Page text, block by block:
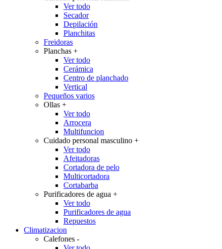
Ver todo
Secador
Depilación
Planchitas
Freidoras
Planchas +
Ver todo
Cerámica
Centro de planchado
Vertical
Pequeños varios
Ollas +
Ver todo
Arrocera
Multifuncion
Cuidado personal masculino +
Ver todo
Afeitadoras
Cortadora de pelo
Multicortadora
Cortabarba
Purificadores de agua +
Ver todo
Purificadores de agua
Repuestos
Climatizacion
Calefones -